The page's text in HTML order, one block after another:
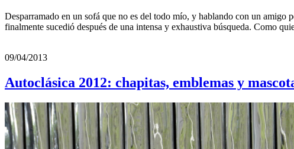
Desparramado en un sofá que no es del todo mío, y hablando con un amigo
finalmente sucedió después de una intensa y exhaustiva búsqueda. Como
09/04/2013
Autoclásica 2012: chapitas, emblemas y